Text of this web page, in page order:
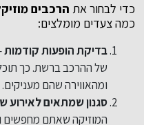
כדי לבחור את הרכבים
כמה צעדים מומלצים:
בדיקת הופעות קודמות
של ההרכב ברשת. כך
ומהאווירה שהם מעניקים.
סגנון שמתאים לאירוע
המוזיקה שאתם מחפשים